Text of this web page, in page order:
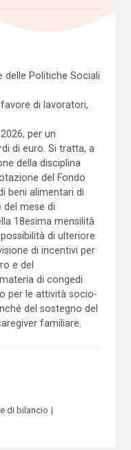
delle Politiche Sociali
di lavoratori,
per un
di euro. Si tratta, a
della disciplina
del Fondo
beni alimentari di
del mese di
18esima mensilità
di ulteriore
di incentivi per
e del
di congedi
per le attività socio-
del sostegno del
familiare.
di bilancio